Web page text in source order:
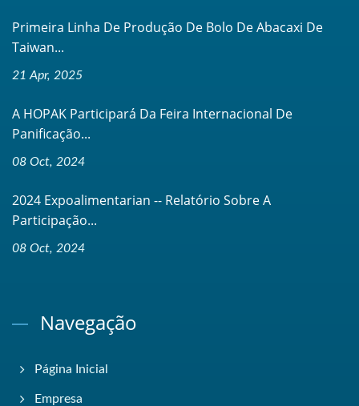
Primeira Linha De Produção De Bolo De Abacaxi De
Taiwan...
21 Apr, 2025
A HOPAK Participará Da Feira Internacional De
Panificação...
08 Oct, 2024
2024 Expoalimentarian -- Relatório Sobre A
Participação...
08 Oct, 2024
Navegação
Página Inicial
Empresa